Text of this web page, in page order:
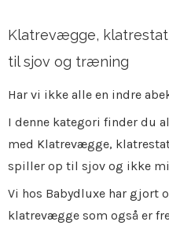
Klatrevægge,
til sjov og træning
Har vi ikke alle en indre
I denne kategori finder du
med Klatrevægge,
spiller op til sjov og ikke
Vi hos Babydluxe har gjort
klatrevægge som også er